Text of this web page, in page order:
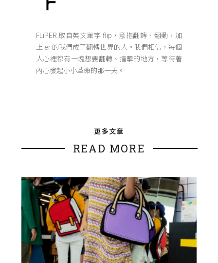
FLiPER 取自英文單字 flip，意指翻轉、翻動，加
上 er 的我們成了翻轉世界的人。我們相信，每個
人心裡都有一塊想要翻轉、撞擊的地方，等待著
內心發起小小革命的那一天。
更多文章
READ MORE